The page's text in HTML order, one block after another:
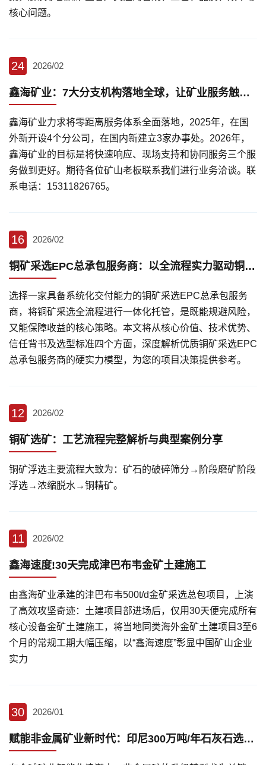
核心问题。
24 2026/02
鑫海矿业：7大分支机构落地全球，让矿业服务触手可及
鑫海矿业力求将零距离服务体系全面落地，2025年，在国
外新开设4个分公司，在国内新建立3家办事处。2026年，
鑫海矿业的目标是将快速响应、现场支持和协同服务三个服
务做到更好。期待各位矿山老板联系我们进行业务洽谈。联
系电话：15311826765。
16 2026/02
铜矿采选EPC总承包服务商：以全流程实力驱动铜矿项目高效落地
选择一家具备系统化交付能力的铜矿采选EPC总承包服务
商，将铜矿采选全流程进行一体化托管，是既能规避风险，
又能保障收益的核心策略。本文将从核心价值、技术优势、
信任背书及选型标准四个方面，深度解析优质铜矿采选EPC
总承包服务商的硬实力模型，为您的项目决策提供参考。
12 2026/02
铜矿选矿：工艺流程完整解析与典型案例分享
铜矿浮选主要流程大致为：矿石的破碎筛分→阶段磨矿阶段
浮选→浓缩脱水→铜精矿。
11 2026/02
鑫海速度!30天完成津巴布韦金矿土建施工
由鑫海矿业承建的津巴布韦500t/d金矿采选总包项目，上演
了高效攻坚奇迹：土建项目部进场后，仅用30天便完成所有
核心设备金矿土建施工，将当地同类海外金矿土建项目3至6
个月的常规工期大幅压缩，以“鑫海速度”彰显中国矿山企业
实力
30 2026/01
赋能非金属矿业新时代：印尼300万吨/年石灰石选矿项目深度解析